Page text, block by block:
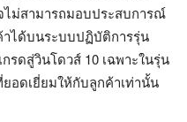
ไม่สามารถมอบประสบการณ์
าได้บนระบบปฏิบัติการรุ่น
รดสู่วินโดวส์ 10 เฉพาะในรุ่น
อดเยี่ยมให้กับลูกค้าเท่านั้น